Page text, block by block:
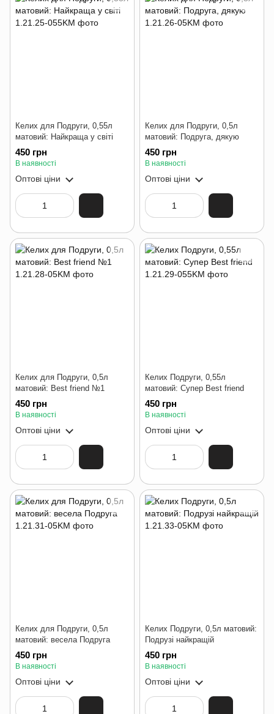
Келих для Подруги, 0,55л
матовий: Найкраща у світі
450 грн
В наявності
Оптові ціни
Келих для Подруги, 0,5л
матовий: Подруга, дякую
450 грн
В наявності
Оптові ціни
Келих для Подруги, 0,5л
матовий: Best friend №1
450 грн
В наявності
Оптові ціни
Келих Подруги, 0,55л
матовий: Супер Best friend
450 грн
В наявності
Оптові ціни
Келих для Подруги, 0,5л
матовий: весела Подруга
450 грн
В наявності
Оптові ціни
Келих Подруги, 0,5л матовий:
Подрузі найкращій
450 грн
В наявності
Оптові ціни